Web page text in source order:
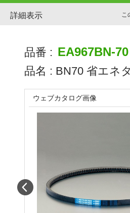
詳細表示 こ
品番 : EA967BN-70
品名 : BN70 省エネ
ウェブカタログ画像